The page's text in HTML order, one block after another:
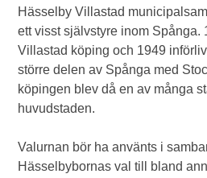
Hässelby Villastad
ett visst självstyre inom Spånga.
Villastad köping och 1949
större delen av Spånga med
köpingen blev då en av många
huvudstaden.
Valurnan bör ha använts i
Hässelbybornas val till bland